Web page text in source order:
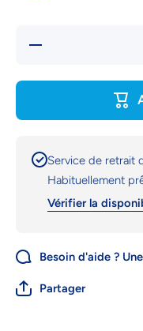
Réduire la
Service de retrait
Habituellement
Vérifier la
Besoin d'aide ?
Partager